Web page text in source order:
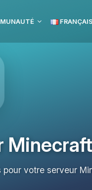
FRANÇAIS
Minecraft
votre serveur